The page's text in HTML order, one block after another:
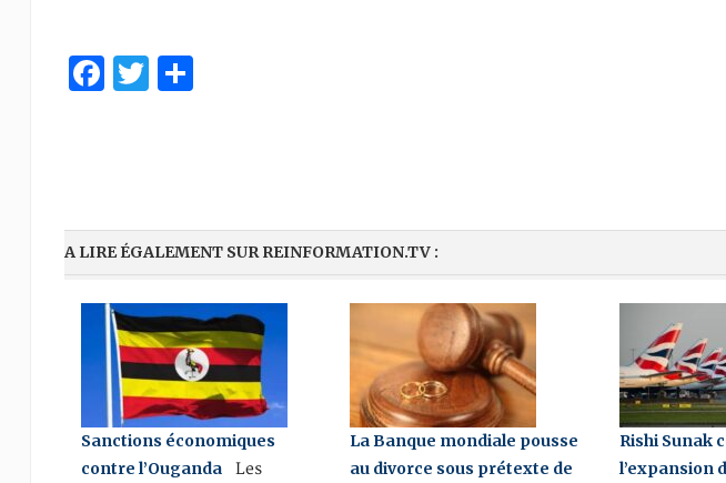
Facebook
Twitter
Share
A LIRE ÉGALEMENT SUR REINFORMATION.TV :
Sanctions économiques
contre l’OugandaLes
La Banque mondiale pousse
au divorce sous prétexte de
Rishi Sunak
l’expansion